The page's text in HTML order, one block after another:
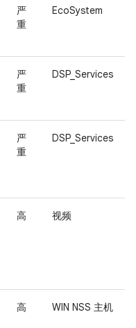
严
重
EcoSystem
严
重
DSP_Services
严
重
DSP_Services
高 视频
高 WIN NSS 主机